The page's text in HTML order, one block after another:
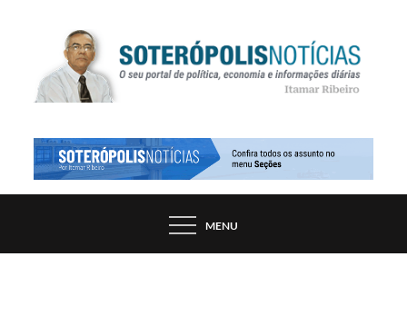
SOTERÓPOLIS NOTÍCIAS
PORTAL DE NOTÍCIAS DE SALVADOR E
MENU